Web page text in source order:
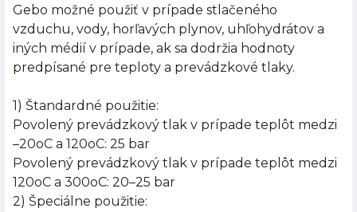
Gebo možné použiť v prípade stlačeného
vzduchu, vody, horľavých plynov, uhľohydrátov a
iných médií v prípade, ak sa dodržia hodnoty
predpísané pre teploty a prevádzkové tlaky.
1) Štandardné použitie:
Povolený prevádzkový tlak v prípade teplôt medzi
–20oC a 120oC: 25 bar
Povolený prevádzkový tlak v prípade teplôt medzi
120oC a 300oC: 20–25 bar
2) Špeciálne použitie: